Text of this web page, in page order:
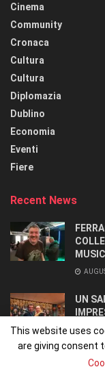
Cinema
Community
Cronaca
Cultura
Cultura
Diplomazia
Dublino
Economia
Eventi
Fiere
Recent News
UN
This website uses
are giving consent